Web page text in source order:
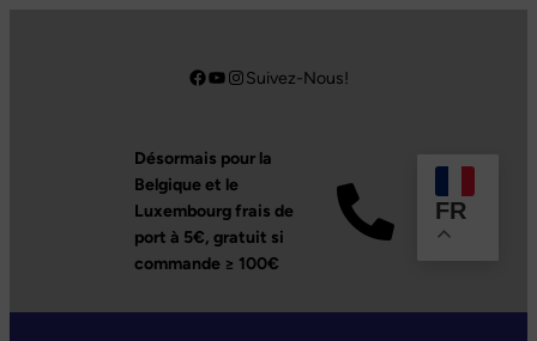
Suivez-Nous!
Désormais pour la
Belgique et le
Luxembourg frais de
port à 5€, gratuit si
commande ≥ 100€
FR